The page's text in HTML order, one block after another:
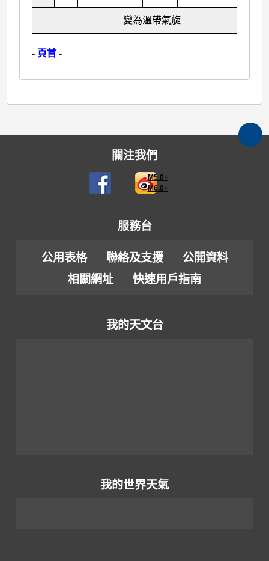
變為溫帶氣旋
- 頁首 -
關注我們
M5.0+
M6.0+
服務台
公用表格 聯絡及支援
公開資料
相關網址
快速用戶指南
我的天文台
我的世界天氣